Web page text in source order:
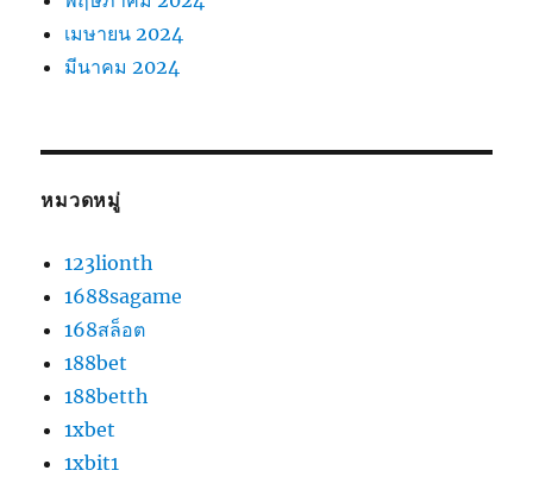
เมษายน 2024
มีนาคม 2024
หมวดหมู่
123lionth
1688sagame
168สล็อต
188bet
188betth
1xbet
1xbit1